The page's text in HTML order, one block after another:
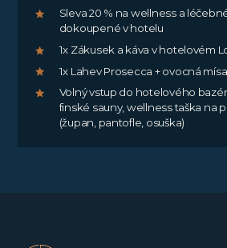
Sleva 20 % na wellness a
dokoupené v hotelu
1x Zákusek a káva v hotelovém
1x Lahev Prosecca + ovocná mísa
Volný vstup do hotelového
finské sauny, wellness taška na
(župan, pantofle, osuška)